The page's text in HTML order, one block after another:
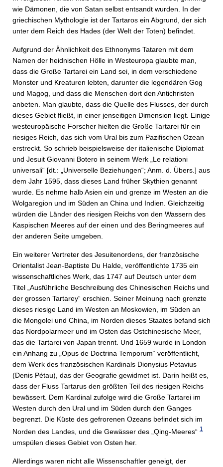
wie Dämonen, die von Satan selbst entsandt wurden. In der
griechischen Mythologie ist der Tartaros ein Abgrund, der sich
unter dem Reich des Hades (der Welt der Toten) befindet.
Aufgrund der Ähnlichkeit des Ethnonyms Tataren mit dem
Namen der heidnischen Hölle in Westeuropa glaubte man,
dass die Große Tartarei ein Land sei, in dem verschiedene
Monster und Kreaturen lebten, darunter die legendären Gog
und Magog, und dass die Menschen dort den Antichristen
anbeten. Man glaubte, dass die Quelle des Flusses, der durch
dieses Gebiet fließt, in einer jenseitigen Dimension liegt. Einige
westeuropäische Forscher hielten die Große Tartarei für ein
riesiges Reich, das sich vom Ural bis zum Pazifischen Ozean
erstreckt. So schrieb beispielsweise der italienische Diplomat
und Jesuit Giovanni Botero in seinem Werk „Le relationi
universali“ [dt.: „Universelle Beziehungen“; Anm. d. Übers.] aus
dem Jahr 1595, dass dieses Land früher Skythien genannt
wurde. Es nehme halb Asien ein und grenze im Westen an die
Wolgaregion und im Süden an China und Indien. Gleichzeitig
würden die Länder des riesigen Reichs von den Wassern des
Kaspischen Meeres auf der einen und des Beringmeeres auf
der anderen Seite umgeben.
Ein weiterer Vertreter des Jesuitenordens, der französische
Orientalist Jean-Baptiste Du Halde, veröffentlichte 1735 ein
wissenschaftliches Werk, das 1747 auf Deutsch unter dem
Titel „Ausführliche Beschreibung des Chinesischen Reichs und
der grossen Tartarey“ erschien. Seiner Meinung nach grenzte
dieses riesige Land im Westen an Moskowien, im Süden an
die Mongolei und China, im Norden dieses Staates befand sich
das Nordpolarmeer und im Osten das Ostchinesische Meer,
das die Tartarei von Japan trennt. Und 1659 wurde in London
ein Anhang zu „Opus de Doctrina Temporum“ veröffentlicht,
dem Werk des französischen Kardinals Dionysius Petavius
(Denis Pétau), das der Geografie gewidmet ist. Darin heißt es,
dass der Fluss Tartarus den größten Teil des riesigen Reichs
bewässert. Dem Kardinal zufolge wird die Große Tartarei im
Westen durch den Ural und im Süden durch den Ganges
begrenzt. Die Küste des gefrorenen Ozeans befindet sich im
Norden des Landes, und die Gewässer des „Qing-Meeres“ 1
umspülen dieses Gebiet von Osten her.
Allerdings waren nicht alle Wissenschaftler geneigt, der